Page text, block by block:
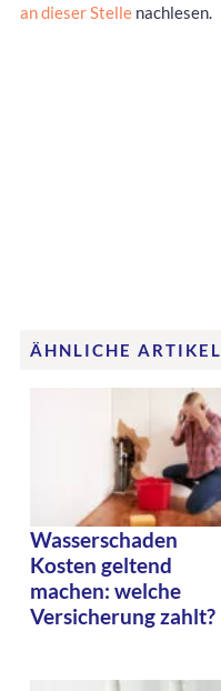
an dieser Stelle nachlesen.
ÄHNLICHE ARTIKEL
Wasserschaden
Kosten geltend
machen: welche
Versicherung zahlt?